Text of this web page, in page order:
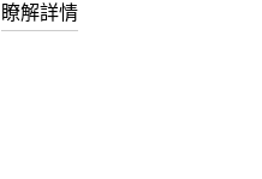
瞭解詳情